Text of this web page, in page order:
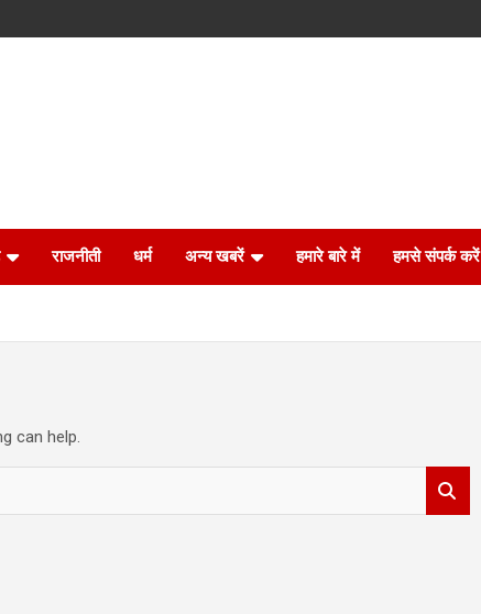
राजनीती धर्म अन्य खबरें हमारे बारे में हमसे संपर्क करें
can help.